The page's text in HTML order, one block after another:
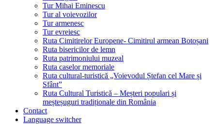
Tur Mihai Eminescu
Tur al voievozilor
Tur armenesc
Tur evreiesc
Ruta Cimitirelor Europene- Cimitirul armean Botoșani
Ruta bisericilor de lemn
Ruta patrimoniului muzeal
Ruta caselor memoriale
Ruta cultural-turistică „Voievodul Ștefan cel Mare și
Sfânt”
Ruta Cultural Turistică – Meșteri populari și
meșteșuguri tradiționale din România
Contact
Language switcher